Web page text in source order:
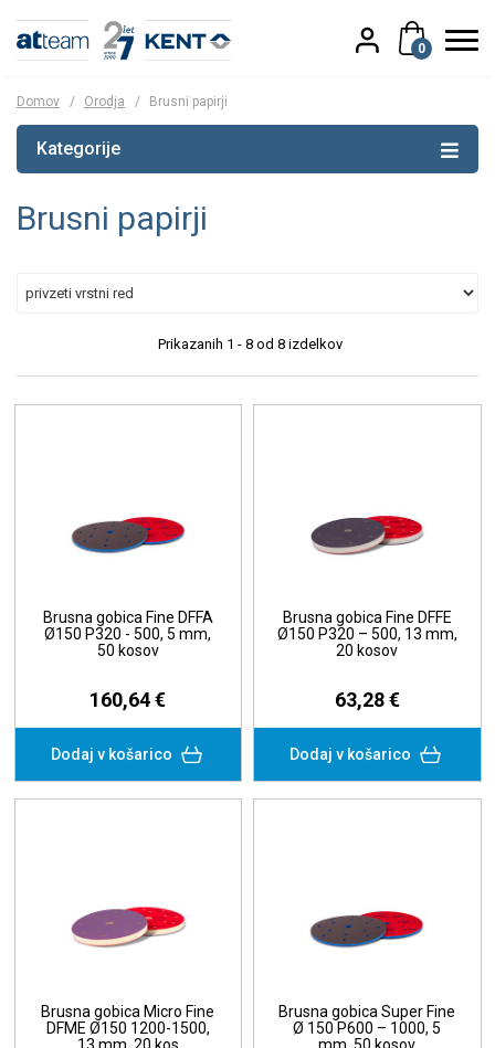
0
Domov / Orodja / Brusni papirji
Kategorije
Brusni papirji
Prikazanih 1 - 8 od 8 izdelkov
Brusna gobica Fine DFFA
Ø150 P320 - 500, 5 mm,
50 kosov
160,64 €
Dodaj v košarico
Brusna gobica Fine DFFE
Ø150 P320 – 500, 13 mm,
20 kosov
63,28 €
Dodaj v košarico
Brusna gobica Micro Fine
DFME Ø150 1200-1500,
Brusna gobica Super Fine
Ø 150 P600 – 1000, 5